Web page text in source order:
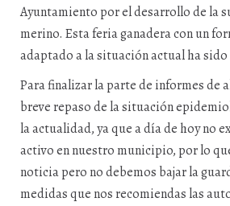
Ayuntamiento por el desarrollo de la
merino. Esta feria ganadera con un
adaptado a la situación actual ha
Para finalizar la parte de informes de
breve repaso de la situación
la actualidad, ya que a día de hoy no
activo en nuestro municipio, por lo
noticia pero no debemos bajar la
medidas que nos recomiendas las